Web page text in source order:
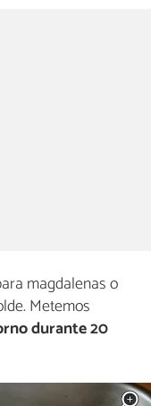
magdalenas o
Metemos
durante 20